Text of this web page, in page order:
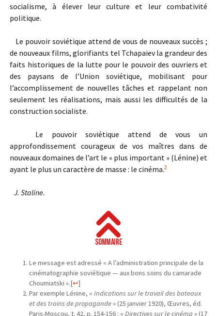
socialisme, à élever leur culture et leur combativité
politique.
Le pouvoir soviétique attend de vous de nouveaux succès ;
de nouveaux films, glorifiants tel Tchapaiev la grandeur des
faits historiques de la lutte pour le pouvoir des ouvriers et
des paysans de l’Union soviétique, mobilisant pour
l’accomplissement de nouvelles tâches et rappelant non
seulement les réalisations, mais aussi les difficultés de la
construction socialiste.
Le pouvoir soviétique attend de vous un
approfondissement courageux de vos maîtres dans de
nouveaux domaines de l’art le « plus important » (Lénine) et
ayant le plus un caractère de masse : le cinéma.2
J. Staline.
Le message est adressé « A l’administration principale de la
cinématographie soviétique — aux bons soins du camarade
Choumiatski ».[↩]
Par exemple Lénine, « Indications sur le travail des bateaux
et des trains de propagande» (25 janvier 1920), Œuvres, éd.
Paris-Moscou, t. 42, p. 154-156 : « Directives sur le cinéma » (17